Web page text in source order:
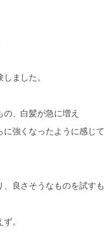
ました。
、白髪が急に増え
強くなったように感じて
、良さそうなものを試すも
。